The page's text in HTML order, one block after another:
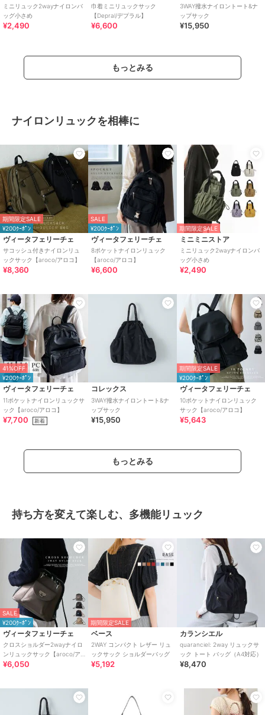
ミニリュック2wayナイロンバ
ッグ小さめ
¥2,490
巾着ミニリュックサック
【Depral/デプラル】
¥6,600
3WAY撥水ナイロントート&ナ
ップサック
¥15,950
もっとみる
ナイロンリュックを相棒に
期間限定SALE
¥200ｸｰﾎﾟﾝ
ヴィータフェリーチェ
サコッシュ付きナイロンリュ
ックサック【aroco/アロコ】
¥8,360
SALE
¥200ｸｰﾎﾟﾝ
ヴィータフェリーチェ
8ポケットナイロンリュック
【aroco/アロコ】
¥6,600
期間限定SALE
ミニミニストア
ミニリュック2wayナイロンバ
ッグ小さめ
¥2,490
41%OFF
¥200ｸｰﾎﾟﾝ
ヴィータフェリーチェ
11ポケットナイロンリュックサ
ック【aroco/アロコ】
¥7,700 新着
コレックス
3WAY撥水ナイロントート&ナ
ップサック
¥15,950
期間限定SALE
¥200ｸｰﾎﾟﾝ
ヴィータフェリーチェ
10ポケットナイロンリュック
サック【aroco/アロコ】
¥5,643
もっとみる
持ち方を変えて楽しむ、多機能リュック
SALE
¥200ｸｰﾎﾟﾝ
ヴィータフェリーチェ
クロスショルダー2wayナイロ
ンリュックサック【aroco/ア
ロコ】
¥6,050
期間限定SALE
ベース
2WAY コンパクト レザー リュ
ックサック ショルダーバッグ
¥5,192
カランシエル
quaranciel: 2way リュックサ
ック トート バッグ（A4対応）
¥8,470